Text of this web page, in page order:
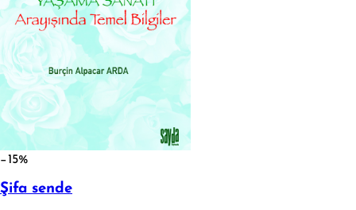
−15%
Şifa sende